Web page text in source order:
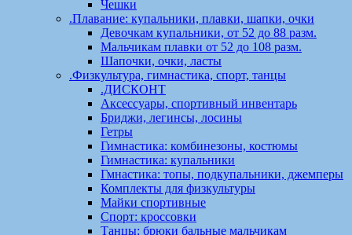
Чешки
.Плавание: купальники, плавки, шапки, очки
Девочкам купальники, от 52 до 88 разм.
Мальчикам плавки от 52 до 108 разм.
Шапочки, очки, ласты
.Физкультура, гимнастика, спорт, танцы
.ДИСКОНТ
Аксессуары, спортивный инвентарь
Бриджи, легинсы, лосины
Гетры
Гимнастика: комбинезоны, костюмы
Гимнастика: купальники
Гмнастика: топы, подкупальники, джемперы
Комплекты для физкультуры
Майки спортивные
Спорт: кроссовки
Танцы: брюки бальные мальчикам